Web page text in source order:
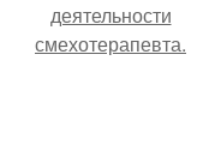
деятельности
смехотерапевта.